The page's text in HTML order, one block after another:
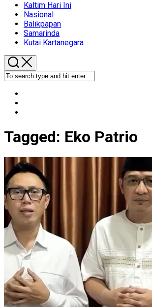
Kaltim Hari Ini
Nasional
Balikpapan
Samarinda
Kutai Kartanegara
Tagged: Eko Patrio